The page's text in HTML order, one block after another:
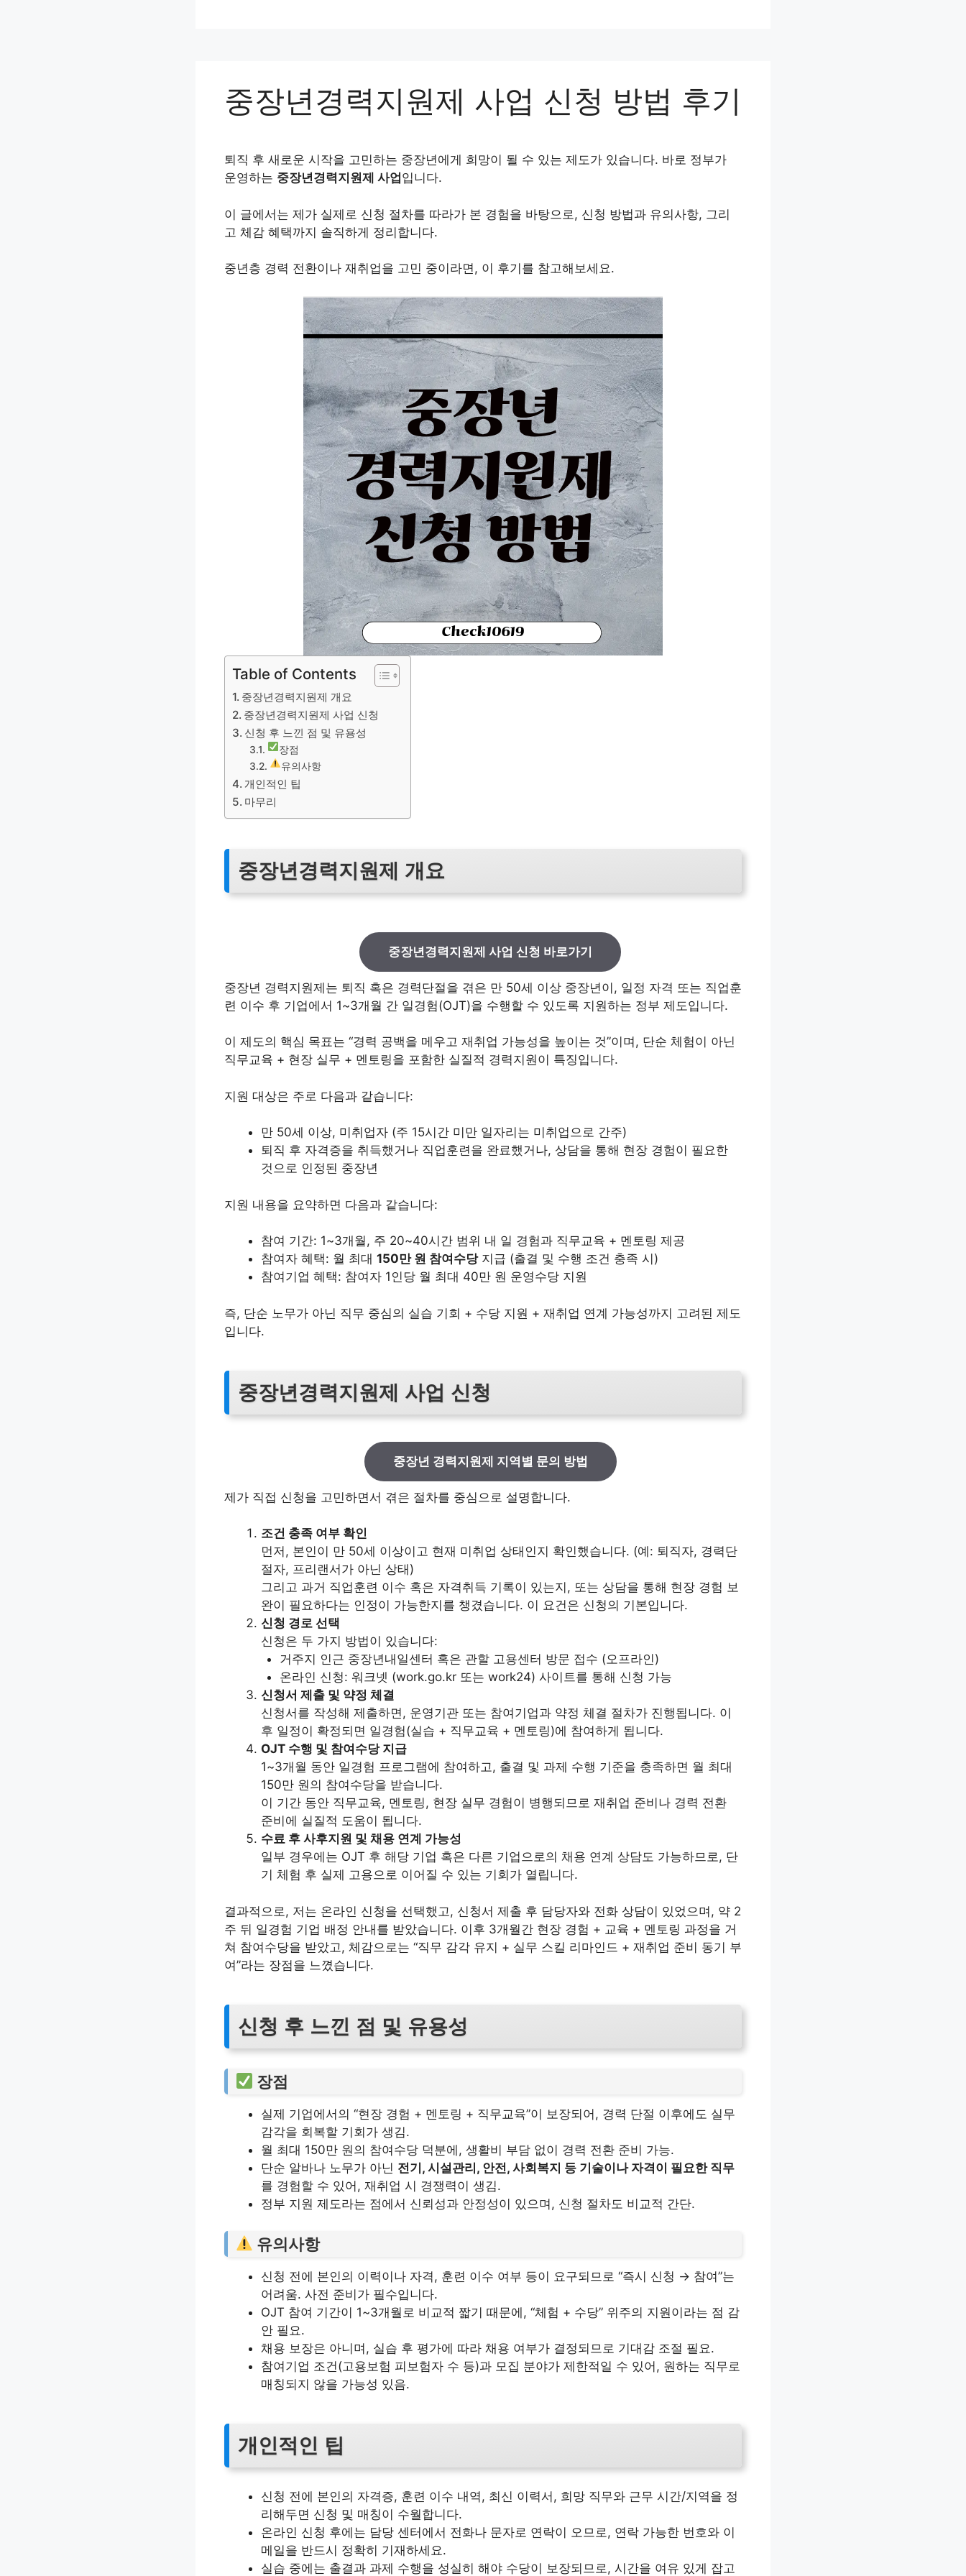
중장년경력지원제 사업 신청 방법 후기
퇴직 후 새로운 시작을 고민하는 중장년에게 희망이 될 수 있는 제도가 있습니다. 바로 정부가
운영하는 중장년경력지원제 사업 입니다.
이 글에서는 제가 실제로 신청 절차를 따라가 본 경험을 바탕으로, 신청 방법과 유의사항, 그리
고 체감 혜택까지 솔직하게 정리합니다.
중년층 경력 전환이나 재취업을 고민 중이라면, 이 후기를 참고해보세요.
Table of Contents
중장년경력지원제 개요
중장년경력지원제 사업 신청
신청 후 느낀 점 및 유용성
장점
유의사항
개인적인 팁
마무리
중장년경력지원제 개요
중장년경력지원제 사업 신청 바로가기
중장년 경력지원제는 퇴직 혹은 경력단절을 겪은 만 50세 이상 중장년이, 일정 자격 또는 직업훈
련 이수 후 기업에서 1~3개월 간 일경험(OJT)을 수행할 수 있도록 지원하는 정부 제도입니다.
이 제도의 핵심 목표는 “경력 공백을 메우고 재취업 가능성을 높이는 것”이며, 단순 체험이 아닌
직무교육 + 현장 실무 + 멘토링을 포함한 실질적 경력지원이 특징입니다.
지원 대상은 주로 다음과 같습니다:
만 50세 이상, 미취업자 (주 15시간 미만 일자리는 미취업으로 간주)
퇴직 후 자격증을 취득했거나 직업훈련을 완료했거나, 상담을 통해 현장 경험이 필요한
것으로 인정된 중장년
지원 내용을 요약하면 다음과 같습니다:
참여 기간: 1~3개월, 주 20~40시간 범위 내 일 경험과 직무교육 + 멘토링 제공
참여자 혜택: 월 최대 150만 원 참여수당지급 (출결 및 수행 조건 충족 시)
참여기업 혜택: 참여자 1인당 월 최대 40만 원 운영수당 지원
즉, 단순 노무가 아닌 직무 중심의 실습 기회 + 수당 지원 + 재취업 연계 가능성까지 고려된 제도
입니다.
중장년경력지원제 사업 신청
중장년 경력지원제 지역별 문의 방법
제가 직접 신청을 고민하면서 겪은 절차를 중심으로 설명합니다.
조건 충족 여부 확인
먼저, 본인이 만 50세 이상이고 현재 미취업 상태인지 확인했습니다. (예: 퇴직자, 경력단
절자, 프리랜서가 아닌 상태)
그리고 과거 직업훈련 이수 혹은 자격취득 기록이 있는지, 또는 상담을 통해 현장 경험 보
완이 필요하다는 인정이 가능한지를 챙겼습니다. 이 요건은 신청의 기본입니다.
신청 경로 선택
신청은 두 가지 방법이 있습니다:
거주지 인근 중장년내일센터 혹은 관할 고용센터 방문 접수 (오프라인)
온라인 신청: 워크넷 (work.go.kr 또는 work24) 사이트를 통해 신청 가능
신청서 제출 및 약정 체결
신청서를 작성해 제출하면, 운영기관 또는 참여기업과 약정 체결 절차가 진행됩니다. 이
후 일정이 확정되면 일경험(실습 + 직무교육 + 멘토링)에 참여하게 됩니다.
OJT 수행 및 참여수당 지급
1~3개월 동안 일경험 프로그램에 참여하고, 출결 및 과제 수행 기준을 충족하면 월 최대
150만 원의 참여수당을 받습니다.
이 기간 동안 직무교육, 멘토링, 현장 실무 경험이 병행되므로 재취업 준비나 경력 전환
준비에 실질적 도움이 됩니다.
수료 후 사후지원 및 채용 연계 가능성
일부 경우에는 OJT 후 해당 기업 혹은 다른 기업으로의 채용 연계 상담도 가능하므로, 단
기 체험 후 실제 고용으로 이어질 수 있는 기회가 열립니다.
결과적으로, 저는 온라인 신청을 선택했고, 신청서 제출 후 담당자와 전화 상담이 있었으며, 약 2
주 뒤 일경험 기업 배정 안내를 받았습니다. 이후 3개월간 현장 경험 + 교육 + 멘토링 과정을 거
쳐 참여수당을 받았고, 체감으로는 “직무 감각 유지 + 실무 스킬 리마인드 + 재취업 준비 동기 부
여”라는 장점을 느꼈습니다.
신청 후 느낀 점 및 유용성
장점
실제 기업에서의 “현장 경험 + 멘토링 + 직무교육”이 보장되어, 경력 단절 이후에도 실무
감각을 회복할 기회가 생김.
월 최대 150만 원의 참여수당 덕분에, 생활비 부담 없이 경력 전환 준비 가능.
단순 알바나 노무가 아닌 전기, 시설관리, 안전, 사회복지 등 기술이나 자격이 필요한 직무
를 경험할 수 있어, 재취업 시 경쟁력이 생김.
정부 지원 제도라는 점에서 신뢰성과 안정성이 있으며, 신청 절차도 비교적 간단.
유의사항
신청 전에 본인의 이력이나 자격, 훈련 이수 여부 등이 요구되므로 “즉시 신청 → 참여”는
어려움. 사전 준비가 필수입니다.
OJT 참여 기간이 1~3개월로 비교적 짧기 때문에, “체험 + 수당” 위주의 지원이라는 점 감
안 필요.
채용 보장은 아니며, 실습 후 평가에 따라 채용 여부가 결정되므로 기대감 조절 필요.
참여기업 조건(고용보험 피보험자 수 등)과 모집 분야가 제한적일 수 있어, 원하는 직무로
매칭되지 않을 가능성 있음.
개인적인 팁
신청 전에 본인의 자격증, 훈련 이수 내역, 최신 이력서, 희망 직무와 근무 시간/지역을 정
리해두면 신청 및 매칭이 수월합니다.
온라인 신청 후에는 담당 센터에서 전화나 문자로 연락이 오므로, 연락 가능한 번호와 이
메일을 반드시 정확히 기재하세요.
실습 중에는 출결과 과제 수행을 성실히 해야 수당이 보장되므로, 시간을 여유 있게 잡고